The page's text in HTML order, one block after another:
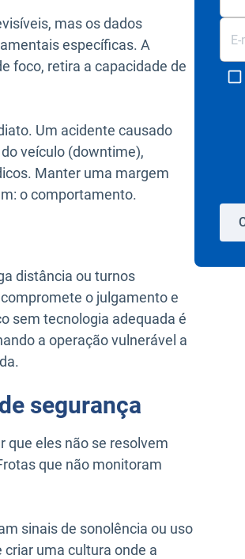
mas os dados
específicas. A
foco, retira a capacidade de
Um acidente causado
veículo (downtime),
Manter uma margem
o comportamento.
distância ou turnos
o julgamento e
sem tecnologia adequada é
a operação vulnerável a
segurança
que eles não se resolvem
que não monitoram
sinais de sonolência ou uso
uma cultura onde a